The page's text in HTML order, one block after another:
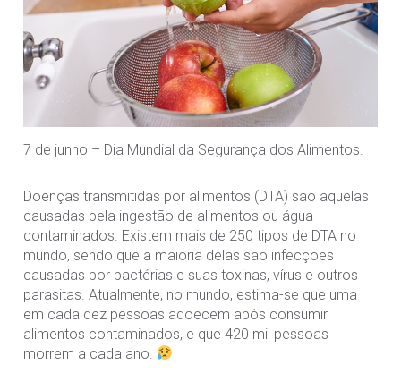
7 de junho – Dia Mundial da Segurança dos Alimentos.
Doenças transmitidas por alimentos (DTA) são aquelas
causadas pela ingestão de alimentos ou água
contaminados. Existem mais de 250 tipos de DTA no
mundo, sendo que a maioria delas são infecções
causadas por bactérias e suas toxinas, vírus e outros
parasitas. Atualmente, no mundo, estima-se que uma
em cada dez pessoas adoecem após consumir
alimentos contaminados, e que 420 mil pessoas
morrem a cada ano.